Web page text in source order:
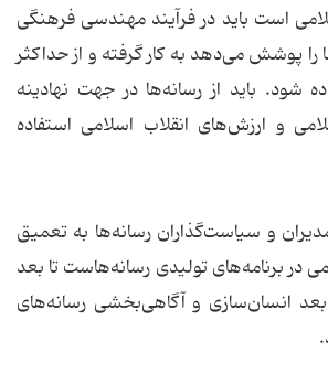
است باید در فرآیند مهندسی فرهنگی
را پوشش می‌دهد به کار گرفته و از حداکثر
شود. باید از رسانه‌ها در جهت نهادینه
و ارزش‌های انقلاب اسلامی استفاده
و سیاست‌گذاران رسانه‌ها به تعمیق
در برنامه‌های تولیدی رسانه‌هاست تا بعد
انسان‌سازی و آگاهی‌بخشی رسانه‌های